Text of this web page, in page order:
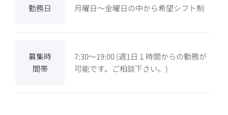
勤務日 月曜日～金曜日の中から希望シフト制
募集時
間帯
7:30～19:00 (週1日１時間からの勤務が
可能です。ご相談下さい。)